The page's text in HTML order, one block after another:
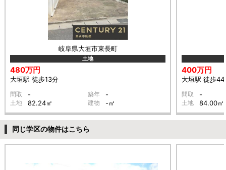
岐阜県大垣市東長町
土地
480万円
大垣駅 徒歩13分
間取 - 築年 -
土地 82.24㎡ 建物 -㎡
400万円
大垣駅 徒歩44
間取 -
土地 84.00㎡
同じ学区の物件はこちら